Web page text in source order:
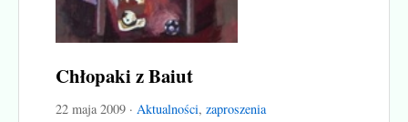
Chłopaki z Baiut
22 maja 2009 · Aktualności, zaproszenia